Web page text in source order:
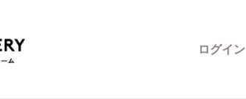
ログイン